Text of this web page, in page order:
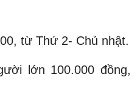
từ Thứ 2- Chủ nhật.
lớn 100.000 đồng,